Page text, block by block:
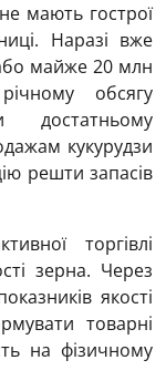
мають гострої
Наразі вже
майже 20 млн
обсягу
достатньому
кукурудзи
решти запасів
торгівлі
зерна. Через
якості
товарні
на фізичному